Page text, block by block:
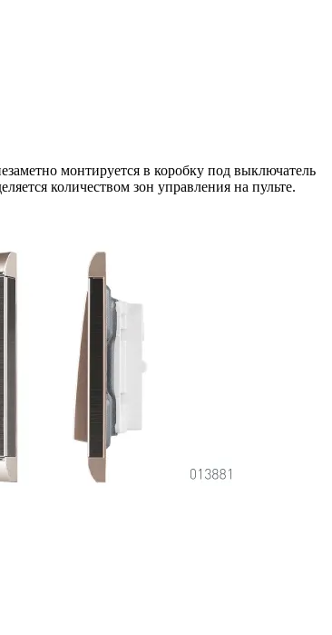
монтируется в коробку под выключатель
количеством зон управления на пульте.